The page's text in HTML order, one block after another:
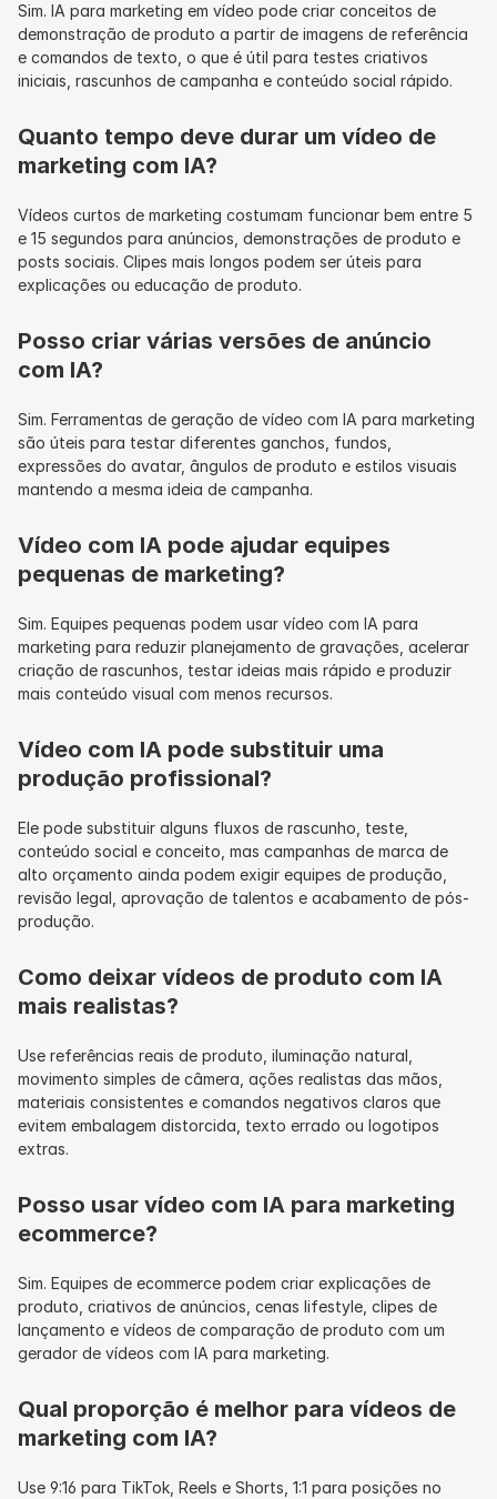
Sim. IA para marketing em vídeo pode criar conceitos de
demonstração de produto a partir de imagens de referência
e comandos de texto, o que é útil para testes criativos
iniciais, rascunhos de campanha e conteúdo social rápido.
Quanto tempo deve durar um vídeo de
marketing com IA?
Vídeos curtos de marketing costumam funcionar bem entre 5
e 15 segundos para anúncios, demonstrações de produto e
posts sociais. Clipes mais longos podem ser úteis para
explicações ou educação de produto.
Posso criar várias versões de anúncio
com IA?
Sim. Ferramentas de geração de vídeo com IA para marketing
são úteis para testar diferentes ganchos, fundos,
expressões do avatar, ângulos de produto e estilos visuais
mantendo a mesma ideia de campanha.
Vídeo com IA pode ajudar equipes
pequenas de marketing?
Sim. Equipes pequenas podem usar vídeo com IA para
marketing para reduzir planejamento de gravações, acelerar
criação de rascunhos, testar ideias mais rápido e produzir
mais conteúdo visual com menos recursos.
Vídeo com IA pode substituir uma
produção profissional?
Ele pode substituir alguns fluxos de rascunho, teste,
conteúdo social e conceito, mas campanhas de marca de
alto orçamento ainda podem exigir equipes de produção,
revisão legal, aprovação de talentos e acabamento de pós-
produção.
Como deixar vídeos de produto com IA
mais realistas?
Use referências reais de produto, iluminação natural,
movimento simples de câmera, ações realistas das mãos,
materiais consistentes e comandos negativos claros que
evitem embalagem distorcida, texto errado ou logotipos
extras.
Posso usar vídeo com IA para marketing
ecommerce?
Sim. Equipes de ecommerce podem criar explicações de
produto, criativos de anúncios, cenas lifestyle, clipes de
lançamento e vídeos de comparação de produto com um
gerador de vídeos com IA para marketing.
Qual proporção é melhor para vídeos de
marketing com IA?
Use 9:16 para TikTok, Reels e Shorts, 1:1 para posições no